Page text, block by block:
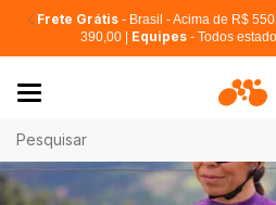
Frete Grátis- Brasil - Acima de R$
390,00 | Equipes - Todos